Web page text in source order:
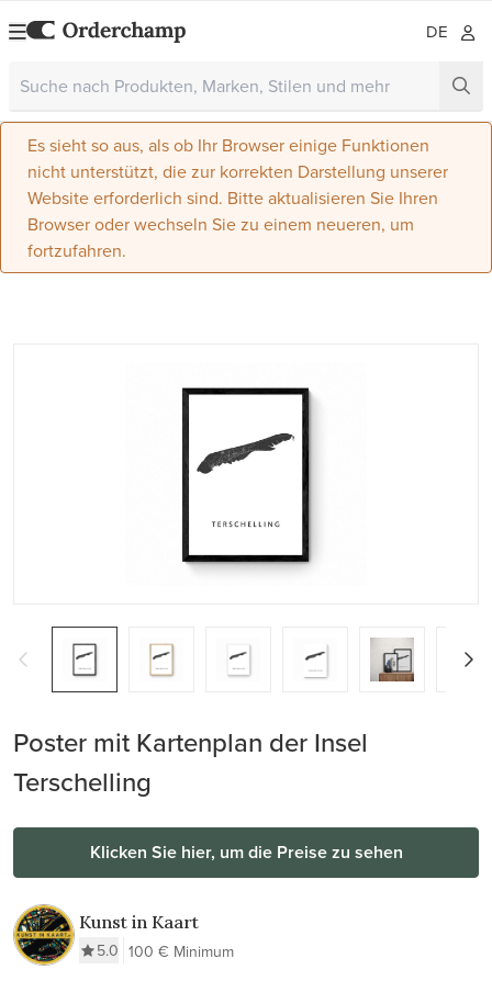
DE
Es sieht so aus, als ob Ihr Browser einige Funktionen
nicht unterstützt, die zur korrekten Darstellung unserer
Website erforderlich sind. Bitte aktualisieren Sie Ihren
Browser oder wechseln Sie zu einem neueren, um
fortzufahren.
Poster mit Kartenplan der Insel
Terschelling
Klicken Sie hier, um die Preise zu sehen
Kunst in Kaart
5.0 100 € Minimum